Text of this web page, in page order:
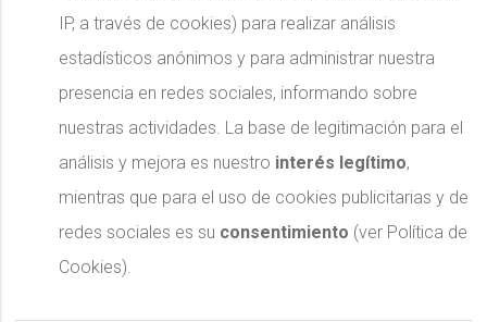
IP, a través de cookies) para realizar análisis
estadísticos anónimos y para administrar nuestra
presencia en redes sociales, informando sobre
nuestras actividades. La base de legitimación para el
análisis y mejora es nuestro interés legítimo,
mientras que para el uso de cookies publicitarias y de
redes sociales es su consentimiento (ver Política de
Cookies).